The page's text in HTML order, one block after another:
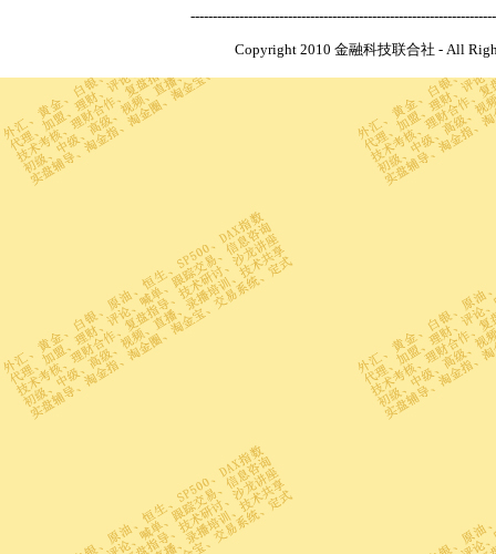
Copyright 2010 金融科技联合社 - All